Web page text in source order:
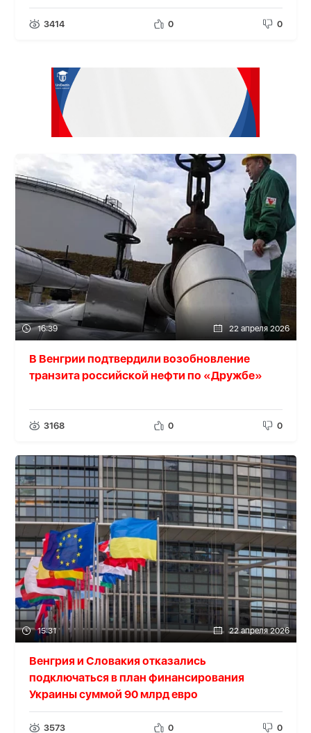
3414 0 0
16:39 22 апреля 2026
В Венгрии подтвердили возобновление
транзита российской нефти по «Дружбе»
3168 0 0
15:31 22 апреля 2026
Венгрия и Словакия отказались
подключаться в план финансирования
Украины суммой 90 млрд евро
3573 0 0